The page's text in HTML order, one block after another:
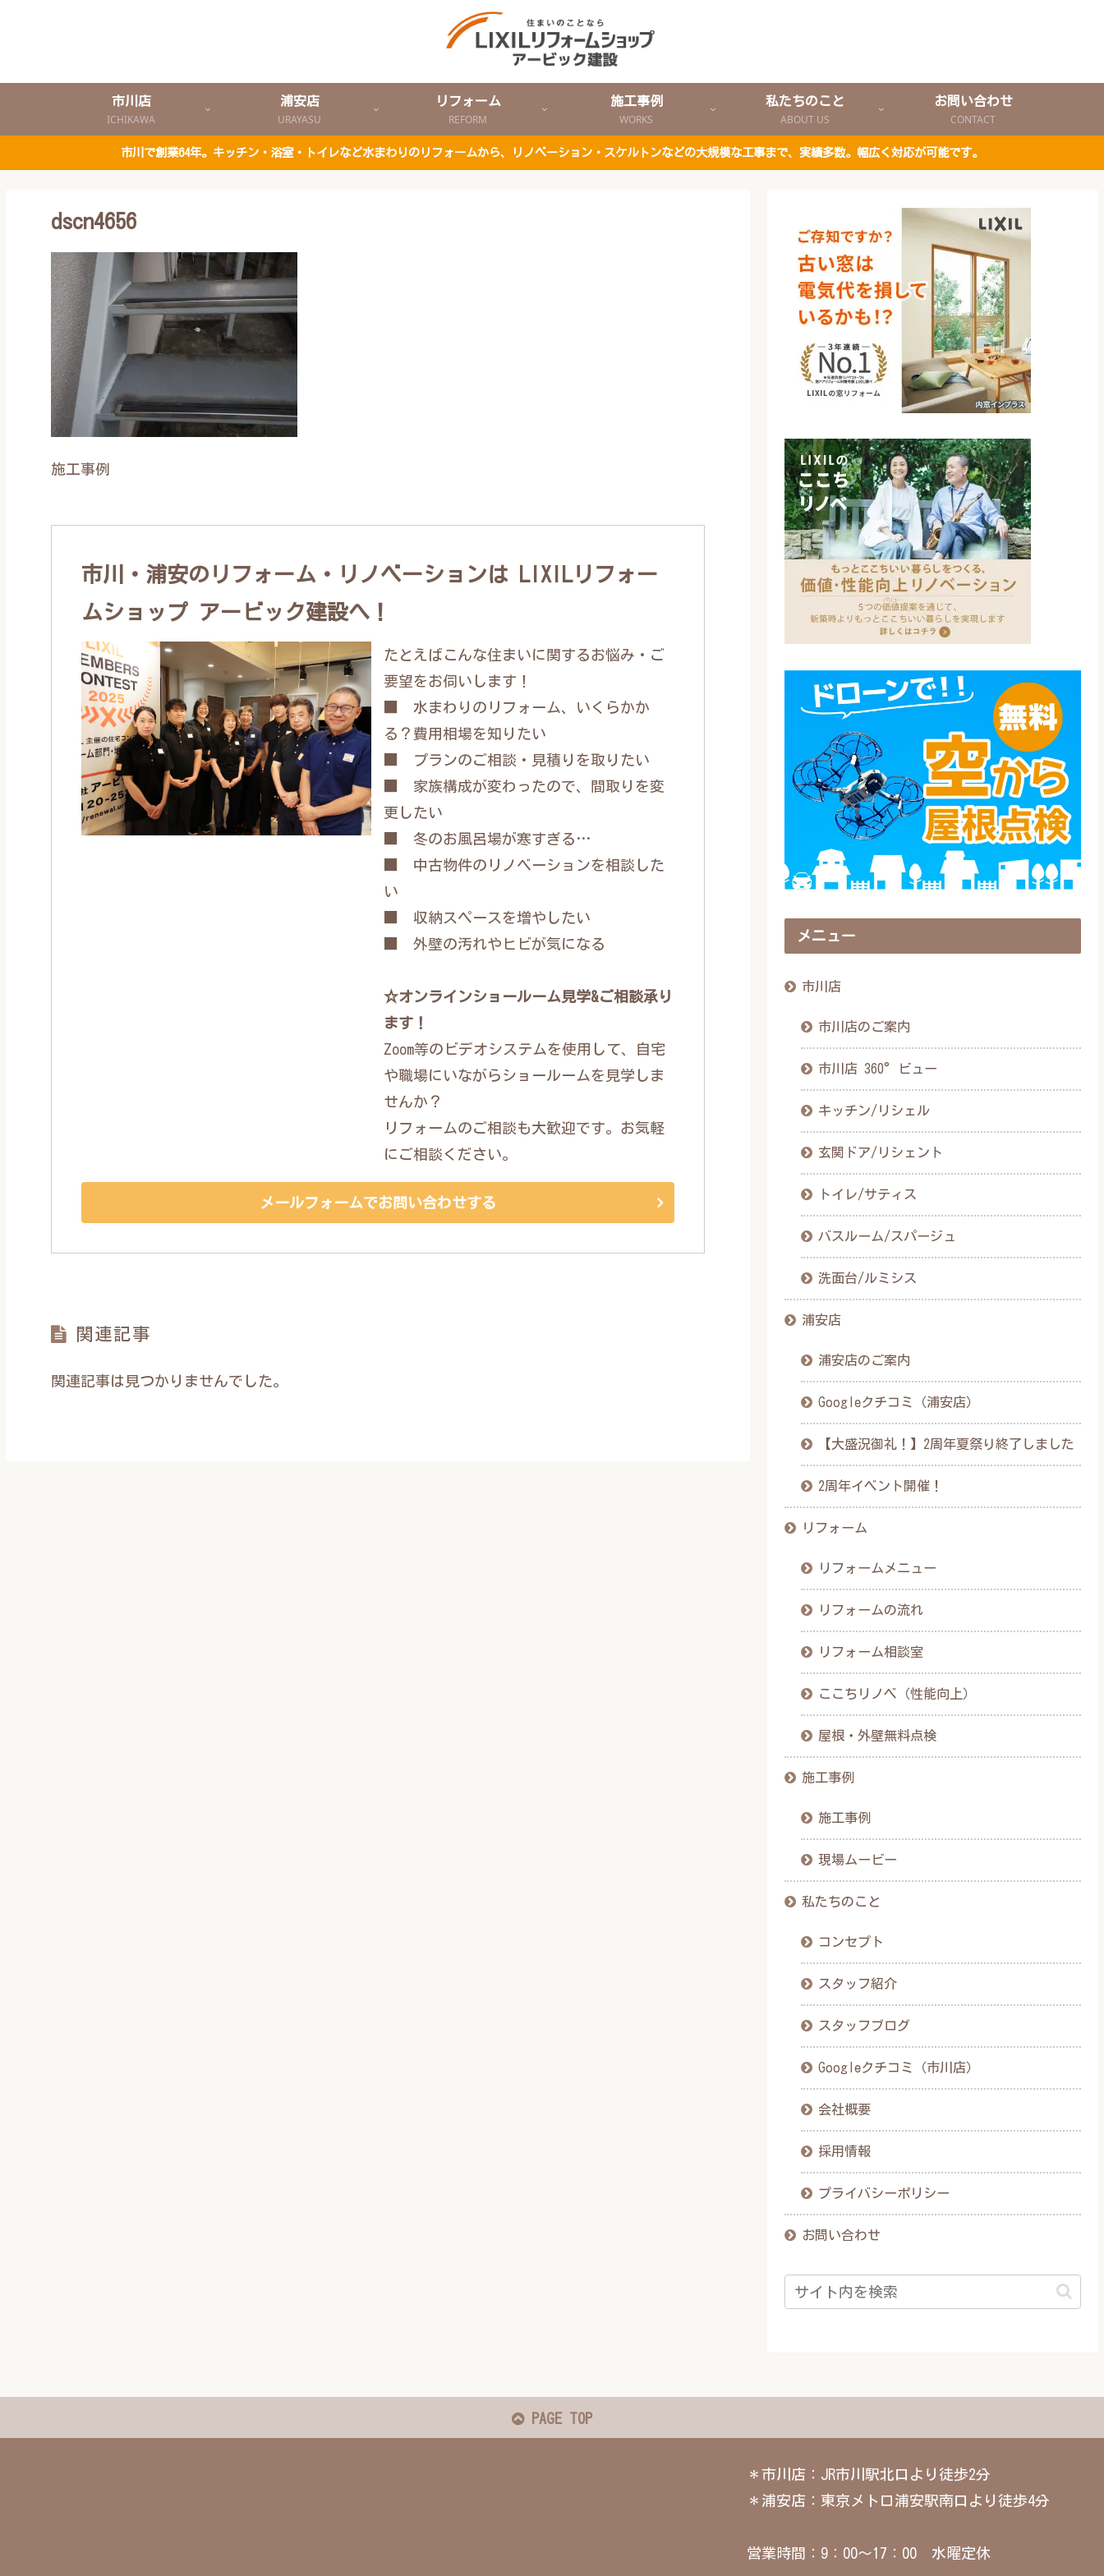
市川店
ICHIKAWA
浦安店
URAYASU
リフォーム
REFORM
施工事例
WORKS
私たちのこと
ABOUT US
お問い合わせ
CONTACT
市川で創業64年。キッチン・浴室・トイレなど水まわりのリフォームから、リノベーション・スケルトンなどの大規模な工事まで、実績多数。幅広く対応が可能です。
dscn4656
施工事例
市川・浦安のリフォーム・リノベーションは LIXILリフォー
ムショップ アービック建設へ！
たとえばこんな住まいに関するお悩み・ご
要望をお伺いします！
■ 水まわりのリフォーム、いくらかか
る？費用相場を知りたい
■ プランのご相談・見積りを取りたい
■ 家族構成が変わったので、間取りを変
更したい
■ 冬のお風呂場が寒すぎる…
■ 中古物件のリノベーションを相談した
い
■ 収納スペースを増やしたい
■ 外壁の汚れやヒビが気になる
☆オンラインショールーム見学&ご相談承り
ます！
Zoom等のビデオシステムを使用して、自宅
や職場にいながらショールームを見学しま
せんか？
リフォームのご相談も大歓迎です。お気軽
にご相談ください。
メールフォームでお問い合わせする
関連記事
関連記事は見つかりませんでした。
メニュー
市川店
市川店のご案内
市川店 360°ビュー
キッチン/リシェル
玄関ドア/リシェント
トイレ/サティス
バスルーム/スパージュ
洗面台/ルミシス
浦安店
浦安店のご案内
Googleクチコミ（浦安店）
【大盛況御礼！】2周年夏祭り終了しました
2周年イベント開催！
リフォーム
リフォームメニュー
リフォームの流れ
リフォーム相談室
ここちリノベ（性能向上）
屋根・外壁無料点検
施工事例
施工事例
現場ムービー
私たちのこと
コンセプト
スタッフ紹介
スタッフブログ
Googleクチコミ（市川店）
会社概要
採用情報
プライバシーポリシー
お問い合わせ
PAGE TOP
＊市川店：JR市川駅北口より徒歩2分
＊浦安店：東京メトロ浦安駅南口より徒歩4分
営業時間：9：00～17：00 水曜定休